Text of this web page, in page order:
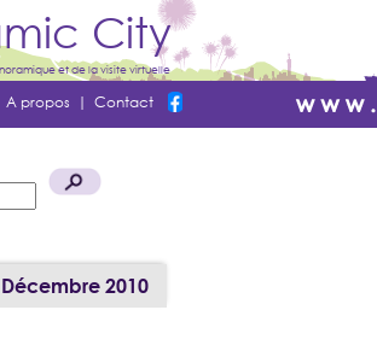
City
et de la visite virtuelle
A propos | Contact
2010